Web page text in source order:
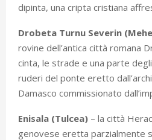
dipinta, una cripta cristiana
Drobeta Turnu Severin
rovine dell’antica città romana
cinta, le strade e una parte
ruderi del ponte eretto
Damasco commissionato
Enisala (Tulcea) – la città
genovese eretta parzialmente